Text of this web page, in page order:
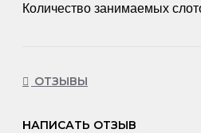
Количество занимаемых
ОТЗЫВЫ
НАПИСАТЬ ОТЗЫВ